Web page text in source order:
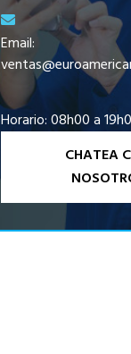
Email:
Horario: 08h00 a
CHATEA